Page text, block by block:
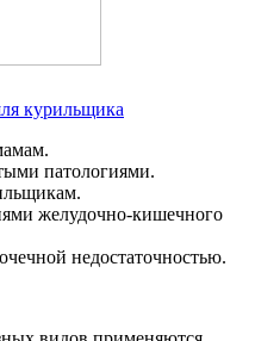
курильщика
патологиями.
желудочно-кишечного
недостаточностью.